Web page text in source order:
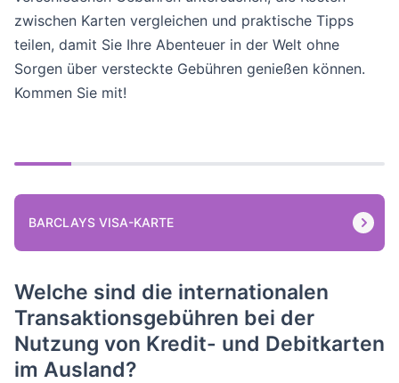
zwischen Karten vergleichen und praktische Tipps
teilen, damit Sie Ihre Abenteuer in der Welt ohne
Sorgen über versteckte Gebühren genießen können.
Kommen Sie mit!
BARCLAYS VISA-KARTE
Welche sind die internationalen
Transaktionsgebühren bei der
Nutzung von Kredit- und Debitkarten
im Ausland?